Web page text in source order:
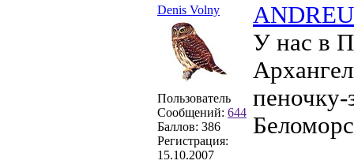
Denis Volny
Пользователь
Сообщений: 644
Баллов: 386
Регистрация:
15.10.2007
У нас в
пеночку-